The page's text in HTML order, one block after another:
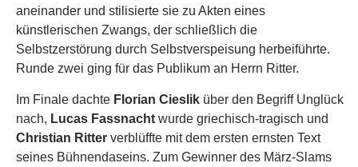
aneinander und stilisierte sie zu Akten eines
künstlerischen Zwangs, der schließlich die
Selbstzerstörung durch Selbstverspeisung herbeiführte.
Runde zwei ging für das Publikum an Herrn Ritter.
Im Finale dachte Florian Cieslik über den Begriff Unglück
nach, Lucas Fassnacht wurde griechisch-tragisch und
Christian Ritter verblüffte mit dem ersten ernsten Text
seines Bühnendaseins. Zum Gewinner des März-Slams